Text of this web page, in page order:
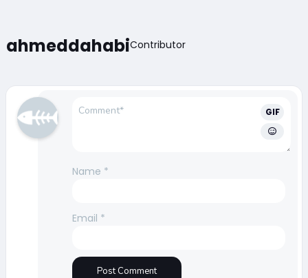
ahmeddahabiContributor
GIF
Name *
Email *